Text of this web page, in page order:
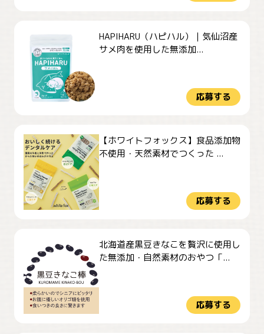
HAPIHARU（ハピハル）｜気仙沼産
サメ肉を使用した無添加...
応募する
【ホワイトフォックス】食品添加物
不使用・天然素材でつくった ...
応募する
北海道産黒豆きなこを贅沢に使用し
た無添加・自然素材のおやつ「...
応募する